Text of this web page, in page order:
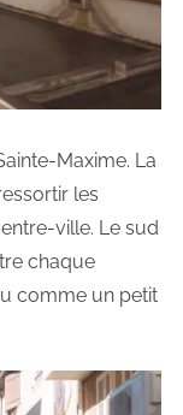
Maxime. La
les
ville. Le sud
chaque
comme un petit